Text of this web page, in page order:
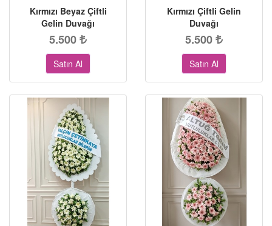
Kırmızı Beyaz Çiftli
Gelin Duvağı
5.500
Satın Al
Kırmızı Çiftli Gelin
Duvağı
5.500
Satın Al